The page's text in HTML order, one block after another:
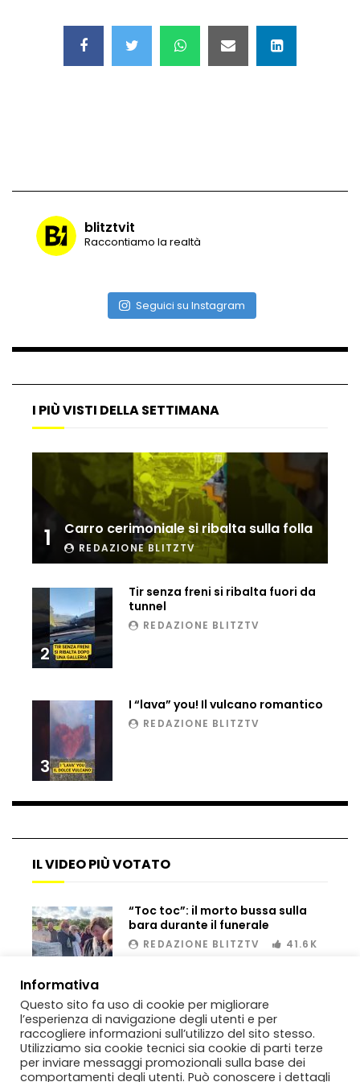
showroom
sequestro del 17enne
attimi dopo lo scontro
Maltempo, il ristorante di Antonia
Frana travolge casa a Cormons: il video
girato dal ragazzo disperso prima del
crollo
del deputato Tabacci
Cinque colpi in tre giorni a Milano: le
Matteo Renzi maratoneta, ad Atene
chiude in 4 ore e 10: “Up and down for
me is very difficult”
plana tra le rovine greche
Incendio nel Vicentino, in fumo un
deposito di giocattoli
Il sindaco Silvia Salis porta in aula gli
insulti sessisti che riceve
Notte incantata a Selva di Val Gardena,
la prima neve trasforma il paese
blitztvit
Raccontiamo la realtà
Seguici su Instagram
I PIÙ VISTI DELLA SETTIMANA
1 Carro cerimoniale si ribalta sulla folla
REDAZIONE BLITZTV
2
Tir senza freni si ribalta fuori da
tunnel
REDAZIONE BLITZTV
3
I “lava” you! Il vulcano romantico
REDAZIONE BLITZTV
IL VIDEO PIÙ VOTATO
00:02
“Toc toc”: il morto bussa sulla
bara durante il funerale
REDAZIONE BLITZTV 41.6K
Informativa
Questo sito fa uso di cookie per migliorare
l’esperienza di navigazione degli utenti e per
raccogliere informazioni sull’utilizzo del sito stesso.
Utilizziamo sia cookie tecnici sia cookie di parti terze
per inviare messaggi promozionali sulla base dei
comportamenti degli utenti. Può conoscere i dettagli